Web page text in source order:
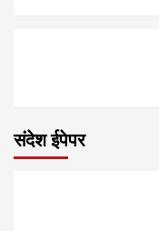
संदेश ईपेपर